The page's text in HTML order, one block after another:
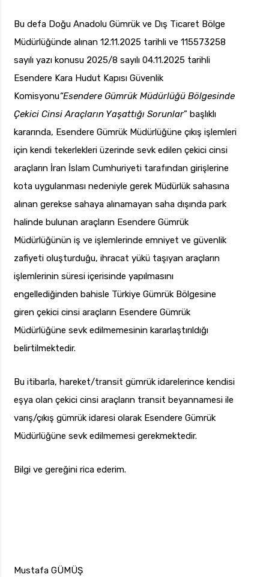
Bu defa Doğu Anadolu Gümrük ve Dış Ticaret Bölge
Müdürlüğünde alınan 12.11.2025 tarihli ve 115573258
sayılı yazı konusu 2025/8 sayılı 04.11.2025 tarihli
Esendere Kara Hudut Kapısı Güvenlik
Komisyonu“Esendere Gümrük Müdürlüğü Bölgesinde
Çekici Cinsi Araçların Yaşattığı Sorunlar” başlıklı
kararında, Esendere Gümrük Müdürlüğüne çıkış işlemleri
için kendi tekerlekleri üzerinde sevk edilen çekici cinsi
araçların İran İslam Cumhuriyeti tarafından girişlerine
kota uygulanması nedeniyle gerek Müdürlük sahasına
alınan gerekse sahaya alınamayan saha dışında park
halinde bulunan araçların Esendere Gümrük
Müdürlüğünün iş ve işlemlerinde emniyet ve güvenlik
zafiyeti oluşturduğu, ihracat yükü taşıyan araçların
işlemlerinin süresi içerisinde yapılmasını
engellediğinden bahisle Türkiye Gümrük Bölgesine
giren çekici cinsi araçların Esendere Gümrük
Müdürlüğüne sevk edilmemesinin kararlaştırıldığı
belirtilmektedir.
Bu itibarla, hareket/transit gümrük idarelerince kendisi
eşya olan çekici cinsi araçların transit beyannamesi ile
varış/çıkış gümrük idaresi olarak Esendere Gümrük
Müdürlüğüne sevk edilmemesi gerekmektedir.
Bilgi ve gereğini rica ederim.
Mustafa GÜMÜŞ